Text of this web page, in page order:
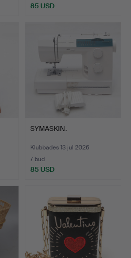
85 USD
SYMASKIN.
Klubbades 13 jul 2026
7 bud
85 USD